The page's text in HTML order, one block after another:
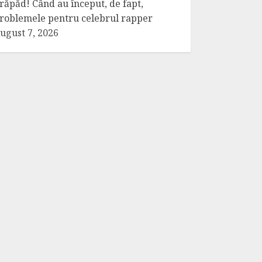
Când au început, de fapt,
pentru celebrul rapper
7, 2026